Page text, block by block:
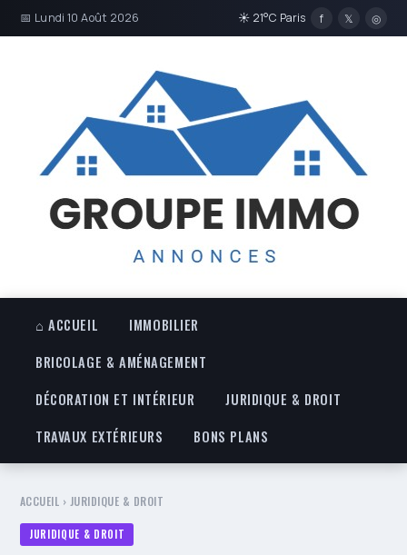
📅 Lundi 10 Août 2026 ☀ 21°C Paris f 𝕏 ◎
⌂ ACCUEIL
IMMOBILIER
BRICOLAGE & AMÉNAGEMENT
DÉCORATION ET INTÉRIEUR
JURIDIQUE & DROIT
TRAVAUX EXTÉRIEURS
BONS PLANS
ACCUEIL › JURIDIQUE & DROIT
JURIDIQUE & DROIT